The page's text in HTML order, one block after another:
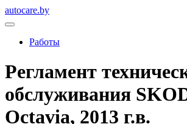
autocare.by
Работы
Регламент
обслуживания
Octavia, 2013 г.в.